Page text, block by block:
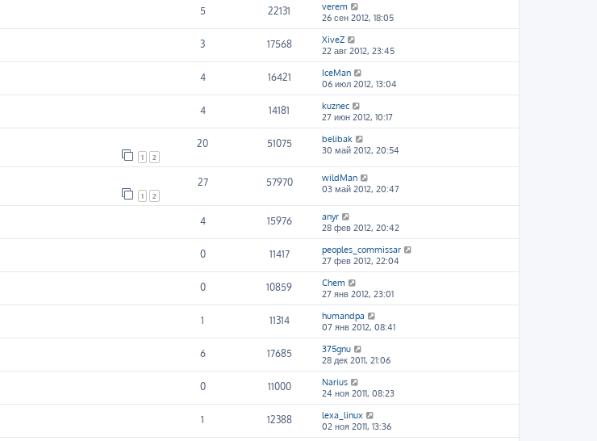
5 22131
verem
26 сен 2012, 18:05
3 17568
XiveZ
22 авг 2012, 23:45
4 16421
IceMan
06 июл 2012, 13:04
4 14181
kuznec
27 июн 2012, 10:17
1 2
20 51075
belibak
30 май 2012, 20:54
1 2
27 57970
wildMan
03 май 2012, 20:47
4 15976
anyr
28 фев 2012, 20:42
0 11417
peoples_commissar
27 фев 2012, 22:04
0 10859
Chem
27 янв 2012, 23:01
1 11314
humandpa
07 янв 2012, 08:41
6 17685
375gnu
28 дек 2011, 21:06
0 11000
Narius
24 ноя 2011, 08:23
1 12388
lexa_linux
02 ноя 2011, 13:36